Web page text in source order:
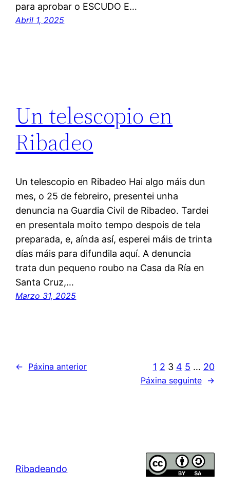
para aprobar o ESCUDO E…
Abril 1, 2025
Un telescopio en
Ribadeo
Un telescopio en Ribadeo Hai algo máis dun
mes, o 25 de febreiro, presentei unha
denuncia na Guardia Civil de Ribadeo. Tardei
en presentala moito tempo despois de tela
preparada, e, aínda así, esperei máis de trinta
días máis para difundila aquí. A denuncia
trata dun pequeno roubo na Casa da Ría en
Santa Cruz,…
Marzo 31, 2025
← Páxina anterior 1 2 3 4 5 … 20
Páxina seguinte →
Ribadeando